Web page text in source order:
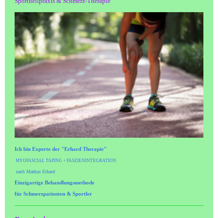
Ich bin Experte der "Erhard Therapie"
MYOFASCIAL TAPING + FASZIENINTEGRATION
nach Markus Erhard
Einzigartige Behandlungsmethode
für Schmerzpatienten & Sportler